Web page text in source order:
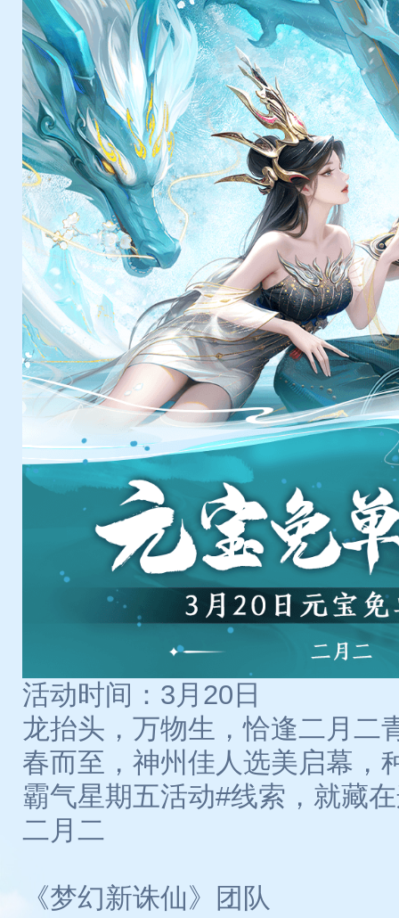
活动时间：3月20日
龙抬头，万物生，恰逢二月二
春而至，神州佳人选美启幕，
霸气星期五活动#线索，就藏
二月二
《梦幻新诛仙》团队